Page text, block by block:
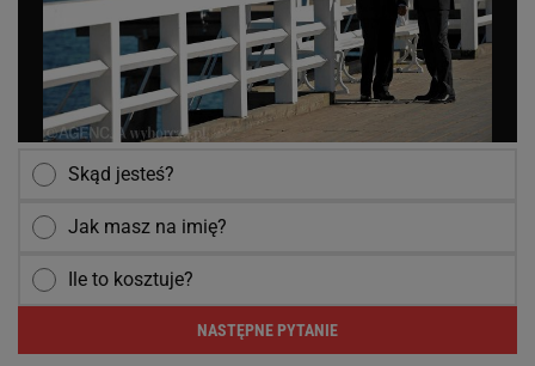
Skąd jesteś?
Jak masz na imię?
Ile to kosztuje?
NASTĘPNE PYTANIE